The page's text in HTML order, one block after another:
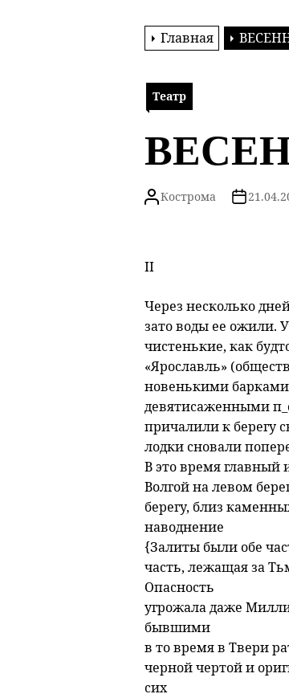
Главная
Театр
Кострома
II
Через несколько
зато воды ее ожили.
чистенькие, как
«Ярославль»
новенькими
девятисаженными
причалили к берегу
лодки сновали
В это время главный
Волгой на левом
берегу, близ
наводнение
{Залиты были обе
часть, лежащая за
Опасность
угрожала даже
бывшими
в то время в Твери
черной чертой и
сих